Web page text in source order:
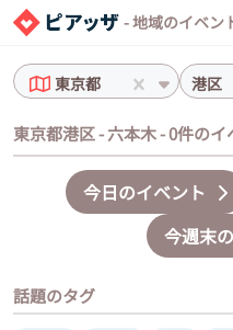
- 地域のイベン
東京都 港区
東京都港区 - 六本木 - 0件のイ
今日のイベント
今週末
話題のタグ